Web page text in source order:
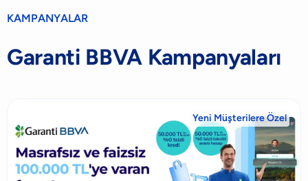
KAMPANYALAR
Garanti BBVA Kampanyaları
Yeni Müşterilere Özel